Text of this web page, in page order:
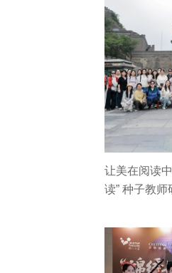
让美在阅读
读” 种子教